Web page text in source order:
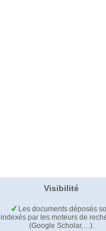
Visibilité
Les documents déposés
indexés par les moteurs de
(Google Scholar,…).